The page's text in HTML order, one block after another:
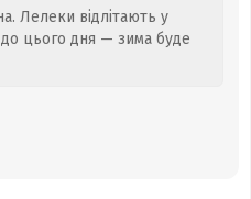
Лелеки відлітають у
до цього дня — зима буде